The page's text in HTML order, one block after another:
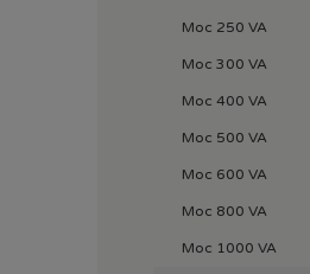
Moc 250 VA
Moc 300 VA
Moc 400 VA
Moc 500 VA
Moc 600 VA
Moc 800 VA
Moc 1000 VA